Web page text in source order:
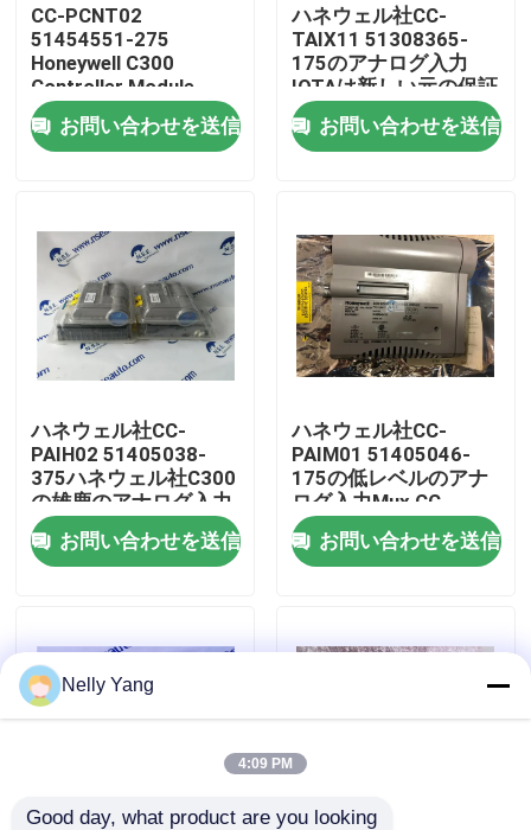
家へ
わたしたち に つい て
工場 ツアー
品質管理
連絡 ください
引金 を 求め て ください
曲がネバダの部品
CC-PCNT02
51454551-275
Honeywell C300
Controller Module
お問い合わせを送信
ハネウェル社CC-
TAIX11 51308365-
175のアナログ入力
IOTAは新しい元の保証
を模倣します
お問い合わせを送信
ハネウェル社CC-
PAIH02 51405038-
375ハネウェル社C300
の雄鹿のアナログ入力
モジュール
お問い合わせを送信
ハネウェル社CC-
PAIM01 51405046-
175の低レベルのアナ
ログ入力Mux CC-
PAIM01
お問い合わせを送信
Nelly Yang
4:09 PM
Good day, what product are you looking